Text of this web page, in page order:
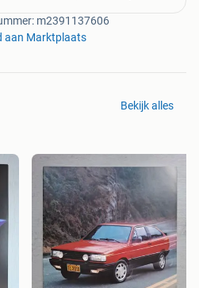
m2391137606
aan Marktplaats
Bekijk alles